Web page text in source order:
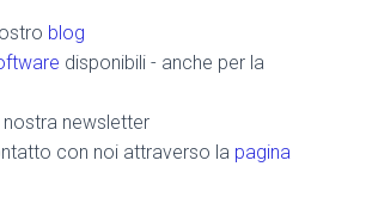
blog
disponibili - anche per la
newsletter
con noi attraverso la pagina